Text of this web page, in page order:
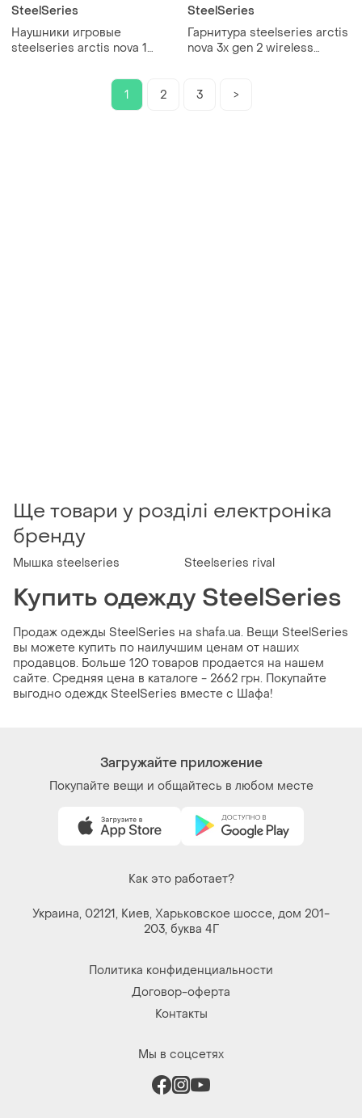
SteelSeries
Наушники игровые
steelseries arctis nova 1
SteelSeries
Гарнитура steelseries arctis
nova 3x gen 2 wireless
1
2 3 >
Ще товари у розділі електроніка
бренду
Мышка steelseries Steelseries rival
Купить одежду SteelSeries
Продаж одежды SteelSeries на shafa.ua. Вещи SteelSeries
вы можете купить по наилучшим ценам от наших
продавцов. Больше 120 товаров продается на нашем
сайте. Средняя цена в каталоге - 2662 грн. Покупайте
выгодно одеждк SteelSeries вместе с Шафа!
Загружайте приложение
Покупайте вещи и общайтесь в любом месте
Как это работает?
Украина, 02121, Киев, Харьковское шоссе, дом 201-
203, буква 4Г
Политика конфиденциальности
Договор-оферта
Контакты
Мы в соцсетях